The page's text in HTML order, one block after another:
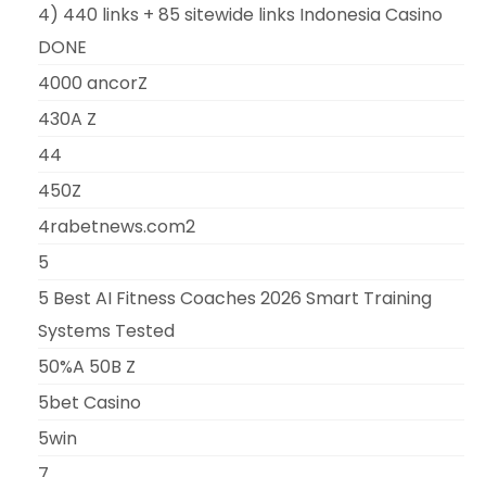
4) 440 links + 85 sitewide links Indonesia Casino
DONE
4000 ancorZ
430A Z
44
450Z
4rabetnews.com2
5
5 Best AI Fitness Coaches 2026 Smart Training
Systems Tested
50%A 50B Z
5bet Casino
5win